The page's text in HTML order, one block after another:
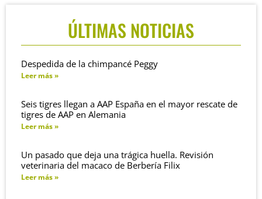
ÚLTIMAS NOTICIAS
Despedida de la chimpancé Peggy
Leer más »
Seis tigres llegan a AAP España en el mayor rescate de
tigres de AAP en Alemania
Leer más »
Un pasado que deja una trágica huella. Revisión
veterinaria del macaco de Berbería Filix
Leer más »